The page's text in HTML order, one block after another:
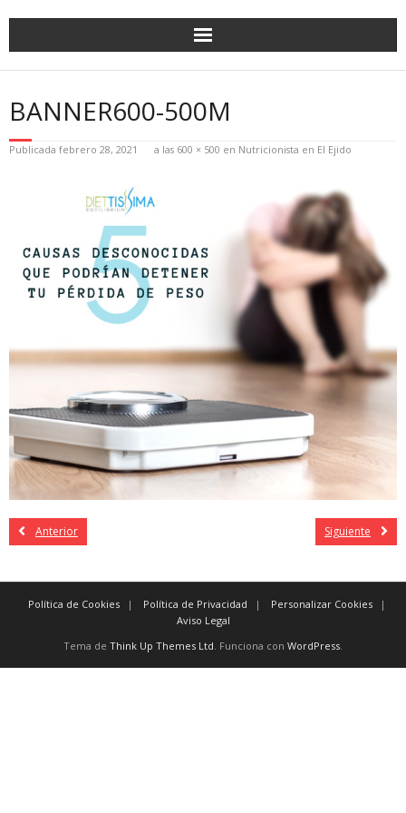
BANNER600-500M
Publicada febrero 28, 2021 a las 600 × 500 en Nutricionista en El Ejido
Anterior Siguiente
Política de Cookies Política de Privacidad
Personalizar Cookies
Aviso Legal
Tema de Think Up Themes Ltd . Funciona con WordPress